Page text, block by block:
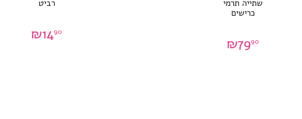
שתייה תרמי
כרישים
₪7990
רביט
₪1490